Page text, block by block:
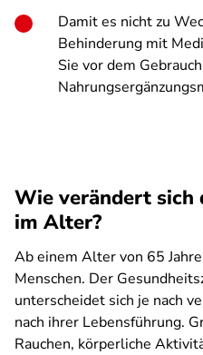
Damit es nicht zu
Behinderung mit
Sie vor dem
Wie verändert
im Alter?
Ab einem Alter von 65
Menschen. Der
unterscheidet sich je nach
nach ihrer Lebensführung.
Rauchen, körperliche